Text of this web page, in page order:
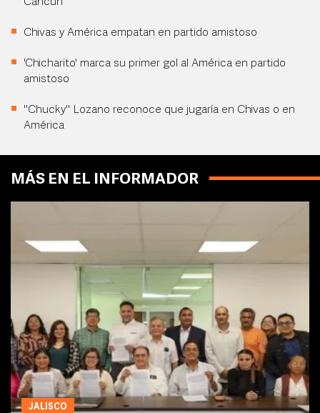
Chivas y América empatan en partido amistoso
'Chicharito' marca su primer gol al América en partido
amistoso
"Chucky" Lozano reconoce que jugaría en Chivas o en
América
MÁS EN EL INFORMADOR
JALISCO